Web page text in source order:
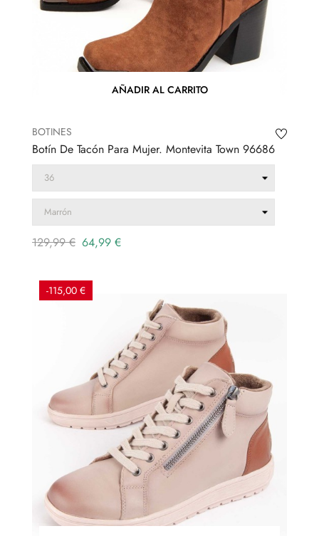
AÑADIR AL CARRITO
BOTINES
Botín De Tacón Para Mujer. Montevita Town 96686
Precio
129,99 € Precio
64,99 €
-115,00 €